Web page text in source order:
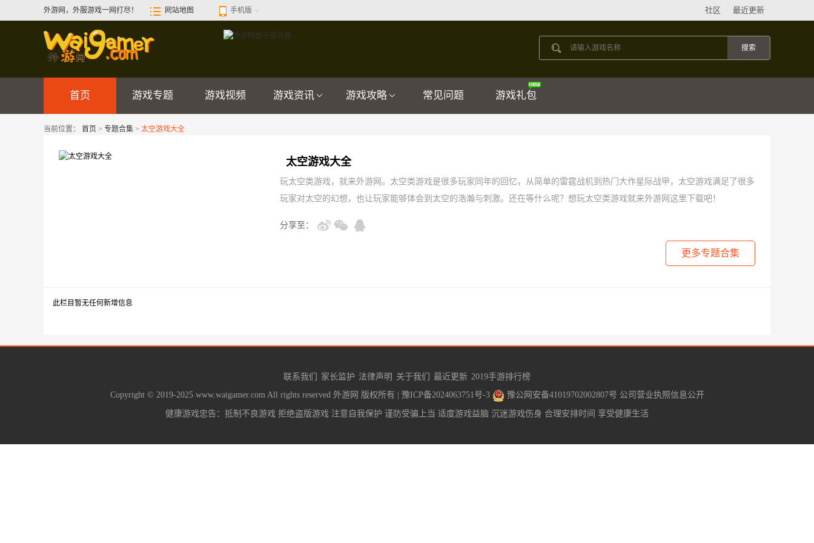
外游网，外服游戏一网打尽！ 网站地图 手机版 最近更新
社区
首页 游戏专题 游戏视频 游戏资讯 游戏攻略 常见问题 游戏礼包
当前位置： 首页 > 专题合集 > 太空游戏大全
太空游戏大全
玩太空类游戏，就来外游网。太空类游戏是很多玩家同年的回忆，从简单的雷霆战机到热门大作星际战甲，太空游戏满足了很多
玩家对太空的幻想，也让玩家能够体会到太空的浩瀚与刺激。还在等什么呢？想玩太空类游戏就来外游网这里下载吧！
分享至：
更多专题合集
此栏目暂无任何新增信息
联系我们 家长监护 法律声明 关于我们 最近更新 2019手游排行榜
Copyright © 2019-2025 www.waigamer.com All rights reserved 外游网 版权所有 | 豫ICP备2024063751号-3 豫公网安备41019702002807号 公司营业执照信息公开
健康游戏忠告：抵制不良游戏 拒绝盗版游戏 注意自我保护 谨防受骗上当 适度游戏益脑 沉迷游戏伤身 合理安排时间 享受健康生活